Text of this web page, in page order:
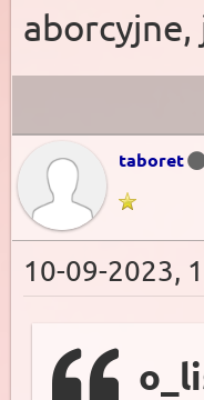
aborcyjne,
taboret
10-09-2023,